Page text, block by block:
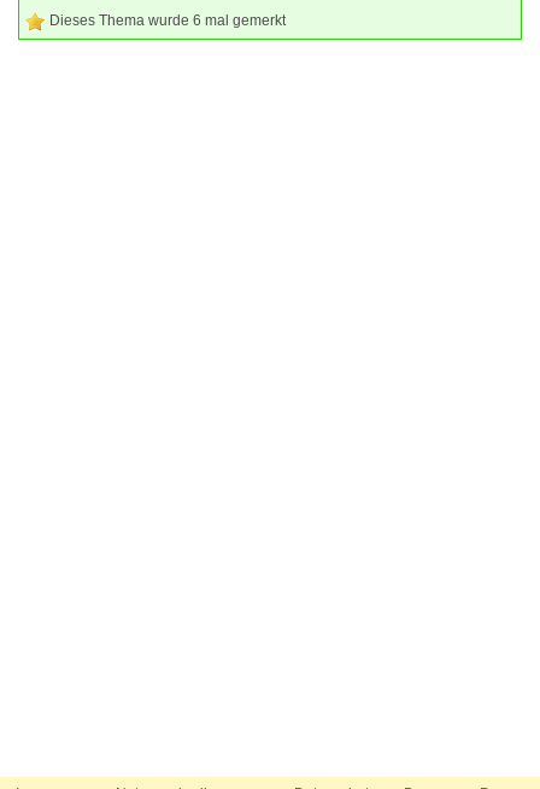
Dieses Thema wurde 6 mal gemerkt